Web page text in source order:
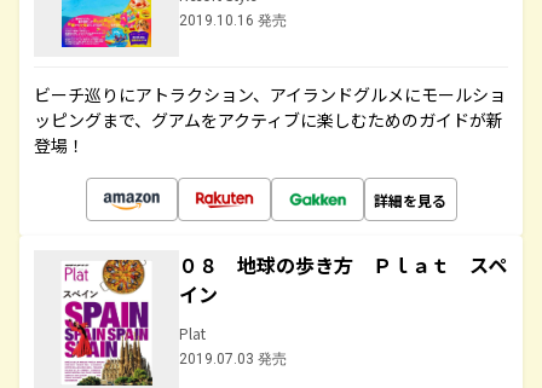
2019.10.16 発売
ビーチ巡りにアトラクション、アイランドグルメにモールショ
ッピングまで、グアムをアクティブに楽しむためのガイドが新
登場！
詳細を見る
０８ 地球の歩き方 Ｐｌａｔ スペ
イン
Plat
2019.07.03 発売